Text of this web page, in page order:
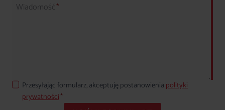
Wiadomość*
Przesyłając formularz, akceptuję postanowienia polityki
prywatności*